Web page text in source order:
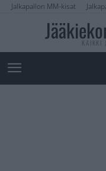
Jalkapallon MM-kisat
KAIKKI